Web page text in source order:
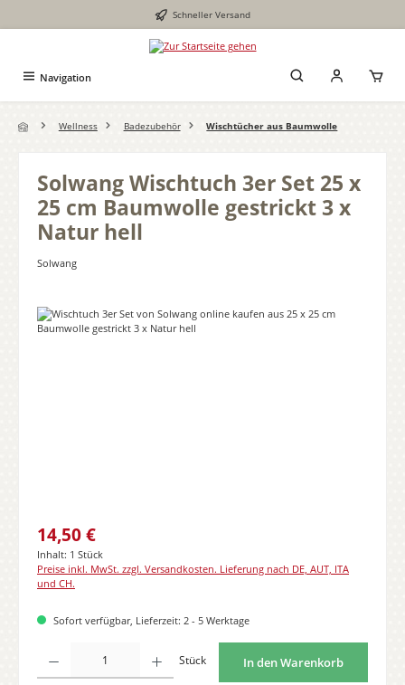
Schneller Versand
Navigation
Wellness Badezubehör Wischtücher aus Baumwolle
Solwang Wischtuch 3er Set 25 x
25 cm Baumwolle gestrickt 3 x
Natur hell
Solwang
Bildergalerie überspringen
Regulärer Preis:
14,50 €
Inhalt: 1 Stück
Preise inkl. MwSt. zzgl. Versandkosten. Lieferung nach DE, AUT, ITA
und CH.
Sofort verfügbar, Lieferzeit: 2 - 5 Werktage
Stück In den Warenkorb